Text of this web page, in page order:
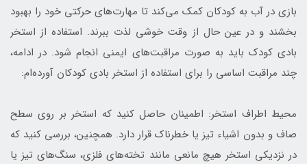
بازی در آب به کودکان کمک می‌کند تا مهارت‌های حرکتی خود را بهبود
بخشند و در عین حال از وقت خوشی لذت ببرند. استفاده از استخر
بادی کودک باید به صورت مراقبت‌های ایمنی انجام شود. در ادامه،
چند مراقبت اساسی را برای استفاده از استخر بادی کودکان آورده‌ام:
محیط اطراف استخر: اطمینان حاصل کنید که استخر بر روی سطح
صاف و بدون اشیاء تیز یا خطرناک قرار دارد. همچنین، بررسی کنید که
در نزدیکی استخر هیچ مانعی مانند تخته‌های فلزی، سنگ‌های تیز یا